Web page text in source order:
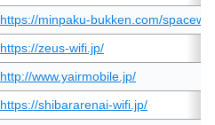
https://minpaku-bukken.com/spacewifi
https://zeus-wifi.jp/
http://www.yairmobile.jp/
https://shibararenai-wifi.jp/